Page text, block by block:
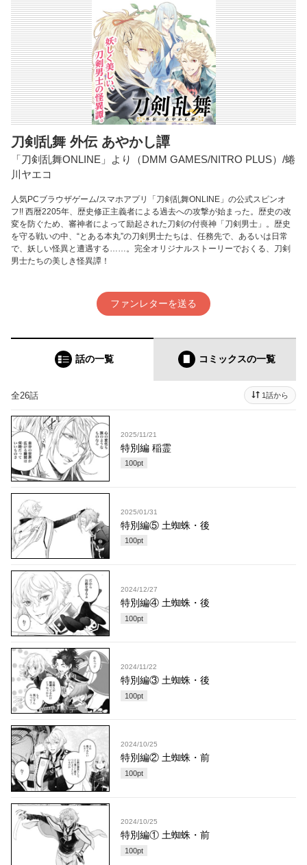
刀剣乱舞 外伝 あやかし譚
「刀剣乱舞ONLINE」より（DMM GAMES/NITRO PLUS）/蜷
川ヤエコ
人気PCブラウザゲーム/スマホアプリ「刀剣乱舞ONLINE」の公式スピンオ
フ!! 西暦2205年、歴史修正主義者による過去への攻撃が始まった。歴史の改
変を防ぐため、審神者によって励起された刀剣の付喪神「刀剣男士」。歴史
を守る戦いの中、“とある本丸”の刀剣男士たちは、任務先で、あるいは日常
で、妖しい怪異と遭遇する……。完全オリジナルストーリーでおくる、刀剣
男士たちの美しき怪異譚！
ファンレターを送る
話の一覧 コミックスの一覧
全26話 1話から
2025/11/21
特別編 稲霊
100pt
2025/01/31
特別編⑤ 土蜘蛛・後
100pt
2024/12/27
特別編④ 土蜘蛛・後
100pt
2024/11/22
特別編③ 土蜘蛛・後
100pt
2024/10/25
特別編② 土蜘蛛・前
100pt
2024/10/25
特別編① 土蜘蛛・前
100pt